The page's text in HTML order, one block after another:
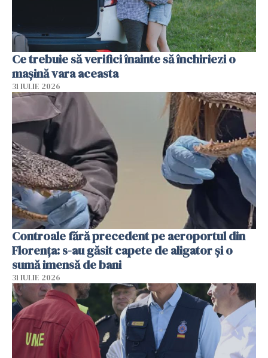
Ce trebuie să verifici înainte să închiriezi o
mașină vara aceasta
31 IULIE 2026
Controale fără precedent pe aeroportul din
Florența: s-au găsit capete de aligator și o
sumă imensă de bani
31 IULIE 2026